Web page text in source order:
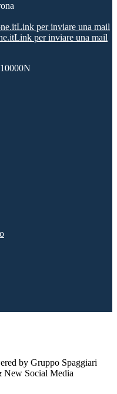
Link per inviare una mail
Link per inviare una mail
by Gruppo Spaggiari
New Social Media